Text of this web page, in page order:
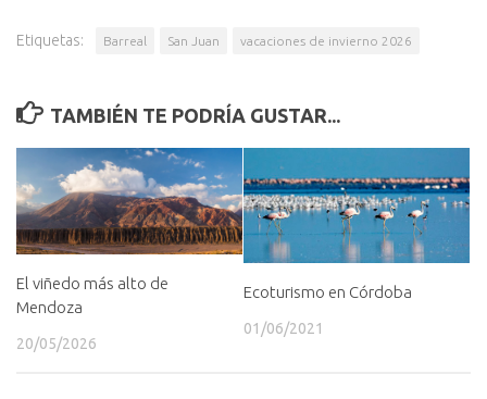
Etiquetas: Barreal San Juan vacaciones de invierno 2026
TAMBIÉN TE PODRÍA GUSTAR...
El viñedo más alto de
Mendoza
20/05/2026
Ecoturismo en Córdoba
01/06/2021